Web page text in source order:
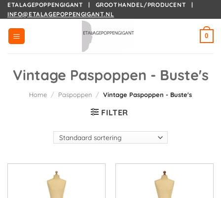
Ga
naar
inhoud
ETALAGEPOPPENGIGANT | GROOTHANDEL/PRODUCENT |
INFO@ETALAGEPOPPENGIGANT.NL
0
Vintage Paspoppen - Buste's
Home / Paspoppen / Vintage Paspoppen - Buste's
FILTER